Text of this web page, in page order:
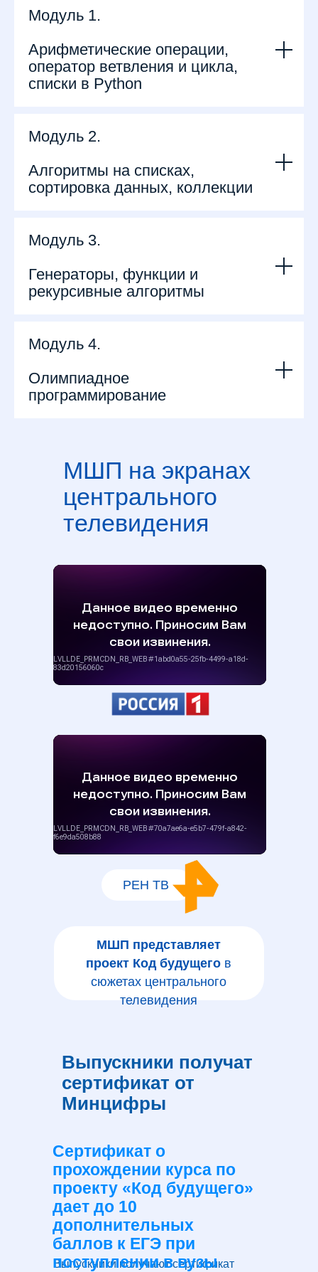
Модуль 1.
Арифметические операции,
оператор ветвления и цикла,
списки в Python
Модуль 2.
Алгоритмы на списках,
сортировка данных, коллекции
Модуль 3.
Генераторы, функции и
рекурсивные алгоритмы
Модуль 4.
Олимпиадное
программирование
МШП на экранах
центрального
телевидения
РЕН ТВ
МШП представляет
проект Код будущегов
сюжетах центрального
телевидения
Выпускники получат
сертификат от
Минцифры
Выпускники получают сертификат
Сертификат о
прохождении курса по
проекту «Код будущего»
дает до 10
дополнительных
баллов к ЕГЭ при
поступлении в вузы